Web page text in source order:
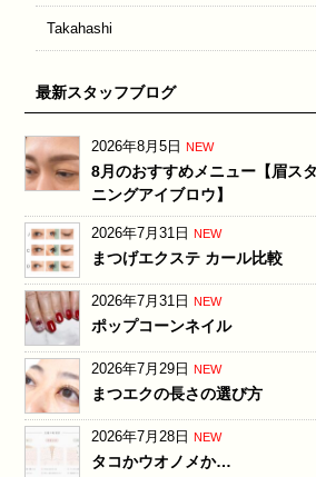
Takahashi
最新スタッフブログ
2026年8月5日 NEW
8月のおすすめメニュー【眉ス
ニングアイブロウ】
2026年7月31日 NEW
まつげエクステ カール比較
2026年7月31日 NEW
ポップコーンネイル
2026年7月29日 NEW
まつエクの長さの選び方
2026年7月28日 NEW
タコかウオノメか…